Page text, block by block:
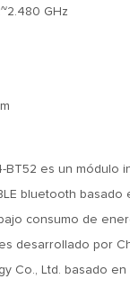
GHz
BT52 es un módulo
bluetooth basado
consumo de
desarrollado por
Co., Ltd. basado